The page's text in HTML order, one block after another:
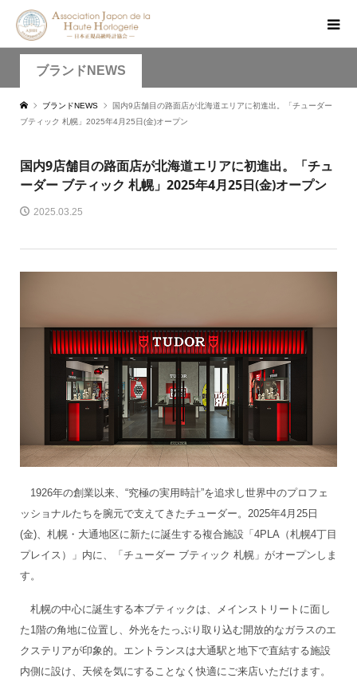
ブランドNEWS
ブランドNEWS
国内9店舗目の路面店が北海道エリアに初進出。「チューダー
ブティック 札幌」2025年4月25日(金)オープン
国内9店舗目の路面店が北海道エリアに初進出。「チュ
ーダー ブティック 札幌」2025年4月25日(金)オープン
2025.03.25
1926年の創業以来、“究極の実用時計”を追求し世界中のプロフェ
ッショナルたちを腕元で支えてきたチューダー。2025年4月25日
(金)、札幌・大通地区に新たに誕生する複合施設「4PLA（札幌4丁目
プレイス）」内に、「チューダー ブティック 札幌」がオープンしま
す。
札幌の中心に誕生する本ブティックは、メインストリートに面し
た1階の角地に位置し、外光をたっぷり取り込む開放的なガラスのエ
クステリアが印象的。エントランスは大通駅と地下で直結する施設
内側に設け、天候を気にすることなく快適にご来店いただけます。